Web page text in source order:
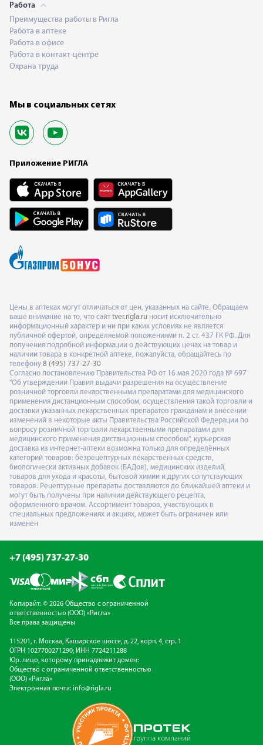
Работа
Преимущества работы в Ригла
Работа в аптеке
Работа в офисе
Работа в контакт-центре
Охрана труда
Мы в социальных сетях
Приложение РИГЛА
Цены в аптеках могут отличаться от цен, указанных на сайте. Обращаем
ваше внимание на то, что сайт tver.rigla.ru носит исключительно
информационный характер и ни при каких условиях не является
публичной офертой, определяемой положениями п. 2 ст. 437 ГК РФ. Для
получения подробной информации о действующих ценах на товар и
наличии товара в конкретной аптеке, пожалуйста, обращайтесь по
телефону 8 (495) 737-27-30
Согласно постановлению Правительства РФ от 16 мая 2020 года № 697
"Об утверждении Правил выдачи разрешения на осуществление
розничной торговли лекарственными препаратами для медицинского
применения дистанционным способом, осуществления такой торговли и
доставки указанных лекарственных препаратов гражданам и внесении
изменений в некоторые акты Правительства Российской Федерации по
вопросу розничной торговли лекарственными препаратами для
медицинского применения дистанционным способом", курьерская
доставка из интернет-аптеки возможна только для определённых
категорий товаров: безрецептурных лекарственных средств,
биологически активных добавок (БАДов), медицинских изделий,
товаров для ухода и красоты, бытовой химии и других сопутствующих
товаров. Рецептурные препараты доставляются до ближайшей аптеки и
могут быть получены при наличии действующего рецепта,
оформленного врачом. Ассортимент товаров, участвующих в
специальных предложениях и акциях, может быть ограничен или
изменен
+7 (495) 737-27-30
Копирайт: © 2026 Общество с ограниченной
ответственностью (ООО) «Ригла»
Все права защищены
115201, г. Москва, Каширское шоссе, д. 22, корп. 4, стр. 1
ОГРН 1027700271290; ИНН 7724211288
Юр. лицо, которому принадлежит домен:
Общество с ограниченной ответственностью
(ООО) «Ригла»
Электронная почта: info@rigla.ru